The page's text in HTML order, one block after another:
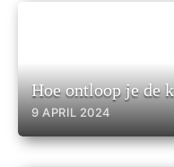
Hoe ontloop je de
9 APRIL 2024